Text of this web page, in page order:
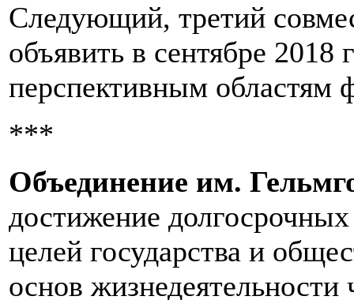
Следующий, третий
объявить в сентябре
перспективным областям
***
Объединение им.
достижение
целей государства и
основ